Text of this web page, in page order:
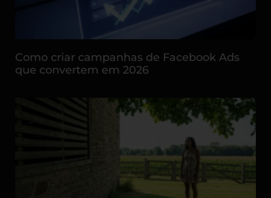
Como criar campanhas de Facebook Ads
que convertem em 2026